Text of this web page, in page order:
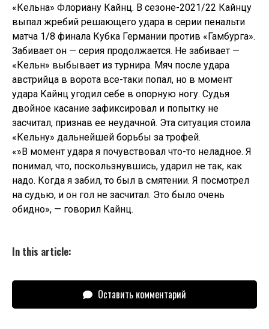
«Кельна» Флориану Кайнц. В сезоне-2021/22 Кайнцу
выпал жребий решающего удара в серии пенальти
матча 1/8 финала Кубка Германии против «Гамбурга».
Забивает он — серия продолжается. Не забивает —
«Кельн» выбывает из турнира. Мяч после удара
австрийца в ворота все-таки попал, но в момент
удара Кайнц угодил себе в опорную ногу. Судья
двойное касание зафиксировал и попытку не
засчитал, признав ее неудачной. Эта ситуация стоила
«Кельну» дальнейшей борьбы за трофей.
«»В момент удара я почувствовал что-то неладное. Я
понимал, что, поскользнувшись, ударил не так, как
надо. Когда я забил, то был в смятении. Я посмотрел
на судью, и он гол не засчитал. Это было очень
обидно», — говорил Кайнц.
In this article:
Оставить комментарий